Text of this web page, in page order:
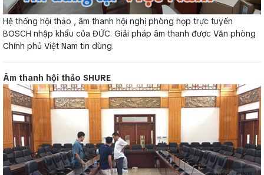
Hệ thống hội thảo , âm thanh hội nghị phòng họp trực tuyến
BOSCH nhập khẩu của ĐỨC. Giải pháp âm thanh được Văn phòng
Chính phủ Việt Nam tin dùng.
Âm thanh hội thảo SHURE